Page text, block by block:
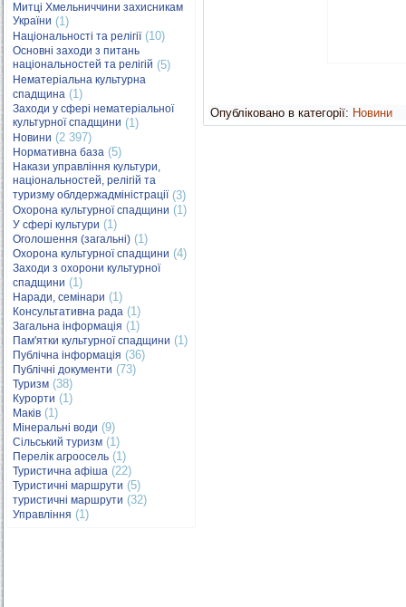
Митці Хмельниччини захисникам
України (1)
Національності та релігії(10)
Основні заходи з питань
національностей та релігій (5)
Нематеріальна культурна
спадщина (1)
Заходи у сфері нематеріальної
культурної спадщини (1)
Новини (2 397)
Нормативна база (5)
Накази управління культури,
національностей, релігій та
туризму облдержадміністрації(3)
Охорона культурної спадщини (1)
У сфері культури (1)
Оголошення (загальні) (1)
Охорона культурної спадщини (4)
Заходи з охорони культурної
спадщини (1)
Наради, семінари (1)
Консультативна рада (1)
Загальна інформація (1)
Пам'ятки культурної спадщини (1)
Публічна інформація (36)
Публічні документи (73)
Туризм (38)
Курорти (1)
Маків (1)
Мінеральні води (9)
Сільський туризм (1)
Перелік агроосель (1)
Туристична афіша (22)
Туристичні маршрути (5)
туристичні маршрути (32)
Управління (1)
Опубліковано в категорії: Новини